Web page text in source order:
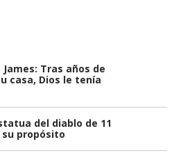
Tras años de
casa, Dios le tenía
del diablo de 11
propósito